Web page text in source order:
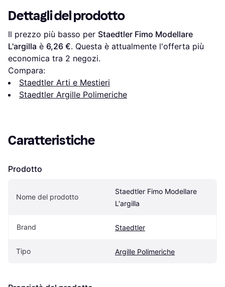
Dettagli del prodotto
Il prezzo più basso per Staedtler Fimo Modellare
L'argilla è 6,26 €. Questa è attualmente l'offerta più
economica tra 2 negozi.
Compara:
Staedtler Arti e Mestieri
Staedtler Argille Polimeriche
Caratteristiche
Prodotto
Nome del prodotto
Staedtler Fimo Modellare
L'argilla
Brand Staedtler
Tipo Argille Polimeriche